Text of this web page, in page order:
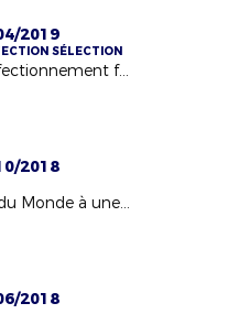
2019
SÉLECTION
Centre de perfectionnement féminin
2018
D'une Coupe du Monde à une autre !
2018